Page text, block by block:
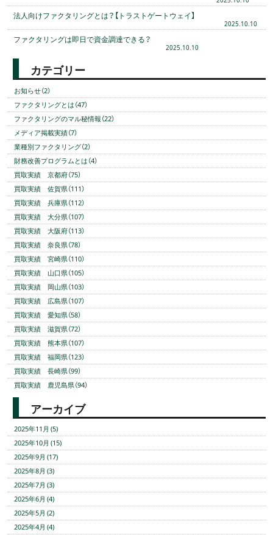
法人向けファクタリングとは？【トラストゲートウェイ】
2025.10.10
ファクタリングは即日で資金調達できる？
2025.10.10
カテゴリー
お知らせ（2）
ファクタリングとは（47）
ファクタリングのマル秘情報（22）
メディア掲載実績（7）
業種別ファクタリング（2）
財務改善プログラムとは（4）
買取実績 京都府（75）
買取実績 佐賀県（111）
買取実績 兵庫県（112）
買取実績 大分県（107）
買取実績 大阪府（113）
買取実績 奈良県（78）
買取実績 宮崎県（110）
買取実績 山口県（105）
買取実績 岡山県（103）
買取実績 広島県（107）
買取実績 愛知県（58）
買取実績 滋賀県（72）
買取実績 熊本県（107）
買取実績 福岡県（123）
買取実績 長崎県（99）
買取実績 鹿児島県（94）
アーカイブ
2025年11月 (5)
2025年10月 (15)
2025年9月 (17)
2025年8月 (3)
2025年7月 (3)
2025年6月 (4)
2025年5月 (2)
2025年4月 (4)